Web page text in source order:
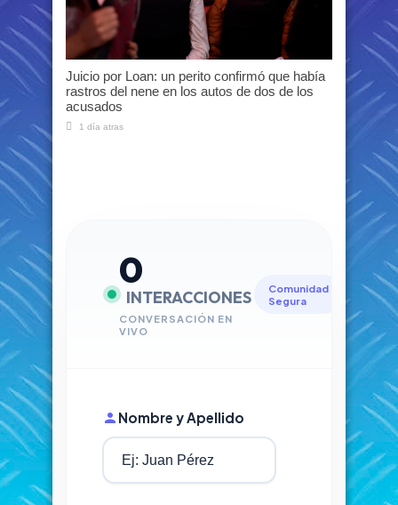
Juicio por Loan: un perito confirmó que había
rastros del nene en los autos de dos de los
acusados
1 día atras
0
INTERACCIONES
CONVERSACIÓN EN
VIVO
Comunidad
Segura
Nombre y Apellido